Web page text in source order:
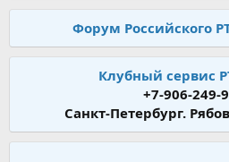
Форум Российского
Клубный сервис
+7-906-249-
Санкт-Петербург.